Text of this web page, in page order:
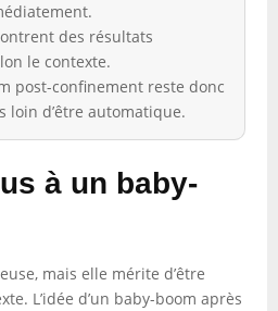
des résultats
le contexte.
post-confinement reste donc
loin d’être automatique.
à un baby-
mais elle mérite d’être
L’idée d’un baby-boom après